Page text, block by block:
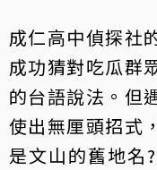
成仁高中偵探社
成功猜對吃瓜群
的台語說法。但
使出無厘頭招式
是文山的舊地名